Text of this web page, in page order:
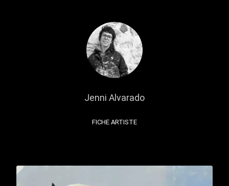
Jenni Alvarado
FICHE ARTISTE